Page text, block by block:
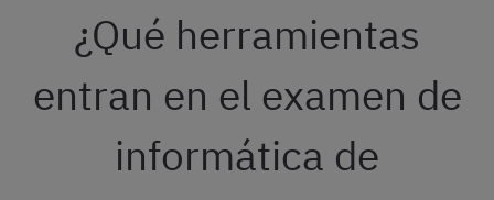
¿Qué herramientas
entran en el examen de
informática de